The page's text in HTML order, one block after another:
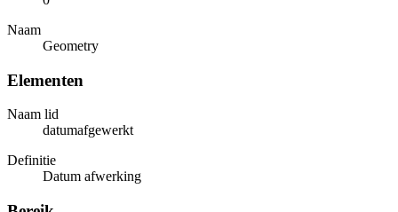
Naam
Geometry
Elementen
Naam lid
datumafgewerkt
Definitie
Datum afwerking